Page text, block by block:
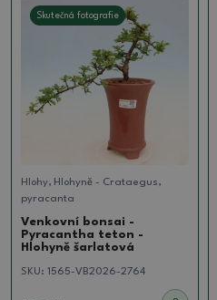
Skutečná fotografie
Hlohy, Hlohyně - Crataegus,
pyracanta
Venkovní bonsai -
Pyracantha teton -
Hlohyně šarlatová
SKU: 1565-VB2026-2764